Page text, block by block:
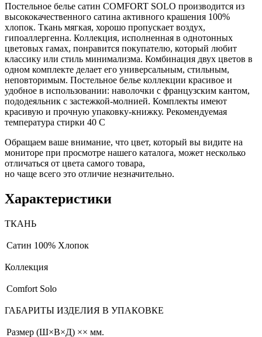
Постельное белье сатин COMFORT SOLO производится из
высококачественного сатина активного крашения 100%
хлопок. Ткань мягкая, хорошо пропускает воздух,
гипоаллергенна. Коллекция, исполненная в однотонных
цветовых гамах, понравится покупателю, который любит
классику или стиль минимализма. Комбинация двух цветов в
одном комплекте делает его универсальным, стильным,
неповторимым. Постельное белье коллекции красивое и
удобное в использовании: наволочки с французским кантом,
пододеяльник с застежкой-молнией. Комплекты имеют
красивую и прочную упаковку-книжку. Рекомендуемая
температура стирки 40 С
Обращаем ваше внимание, что цвет, который вы видите на
мониторе при просмотре нашего каталога, может несколько
отличаться от цвета самого товара,
но чаще всего это отличие незначительно.
Характеристики
ТКАНЬ
Сатин 100% Хлопок
Коллекция
Comfort Solo
ГАБАРИТЫ ИЗДЕЛИЯ В УПАКОВКЕ
Размер (Ш×В×Д) ×× мм.